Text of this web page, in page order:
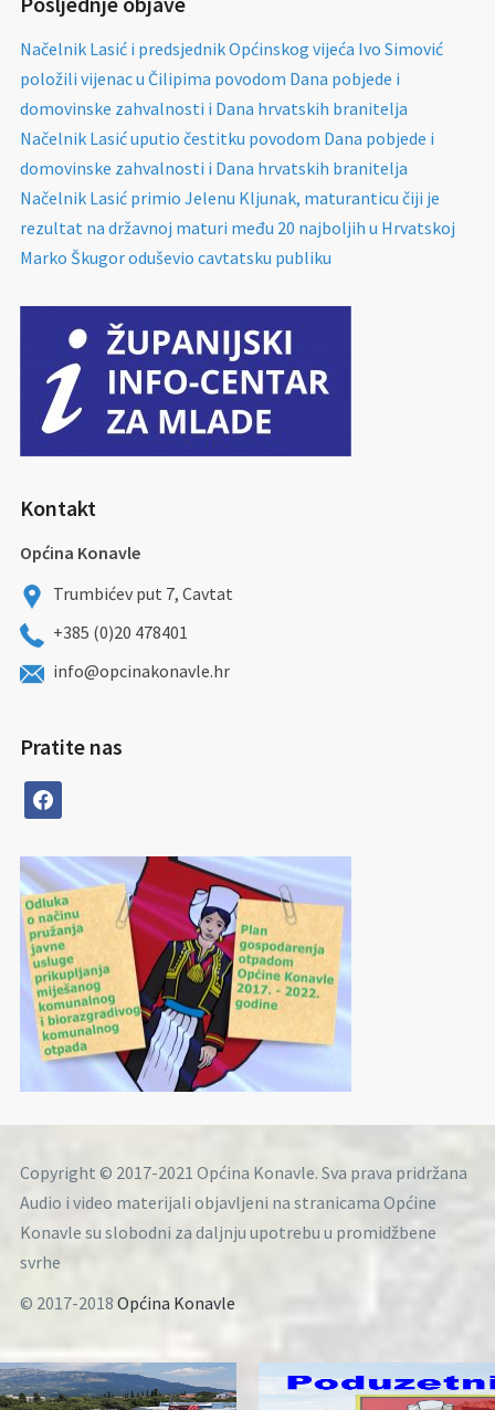
Načelnik Lasić i predsjednik Općinskog vijeća Ivo Simović
položili vijenac u Čilipima povodom Dana pobjede i
domovinske zahvalnosti i Dana hrvatskih branitelja
Načelnik Lasić uputio čestitku povodom Dana pobjede i
domovinske zahvalnosti i Dana hrvatskih branitelja
Načelnik Lasić primio Jelenu Kljunak, maturanticu čiji je
rezultat na državnoj maturi među 20 najboljih u Hrvatskoj
Marko Škugor oduševio cavtatsku publiku
Kontakt
Općina Konavle
Trumbićev put 7, Cavtat
+385 (0)20 478401
info@opcinakonavle.hr
Pratite nas
facebook
Copyright © 2017-2021 Općina Konavle. Sva prava pridržana
Audio i video materijali objavljeni na stranicama Općine
Konavle su slobodni za daljnju upotrebu u promidžbene
svrhe
© 2017-2018 Općina Konavle